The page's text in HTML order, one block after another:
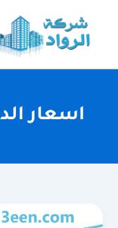
المحتوى
اسعار